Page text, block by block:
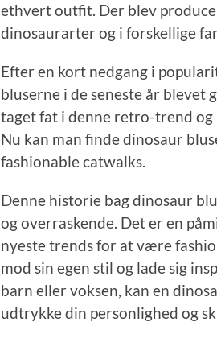
ethvert outfit. Der blev
dinosaurarter og i forskellige
Efter en kort nedgang i
bluserne i de seneste år blevet
taget fat i denne retro-trend
Nu kan man finde dinosaur
fashionable catwalks.
Denne historie bag dinosaur
og overraskende. Det er en
nyeste trends for at være
mod sin egen stil og lade sig
barn eller voksen, kan en
udtrykke din personlighed og